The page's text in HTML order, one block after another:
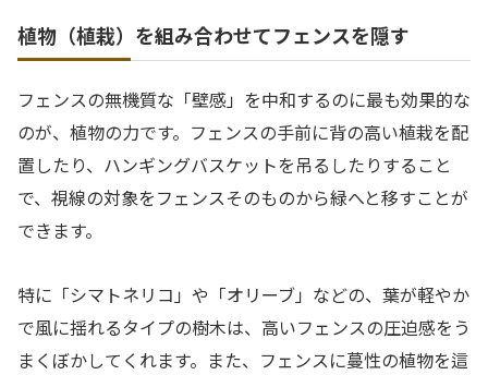
植物（植栽）を組み合わせてフェンスを隠す
フェンスの無機質な「壁感」を中和するのに最も効果的な
のが、植物の力です。フェンスの手前に背の高い植栽を配
置したり、ハンギングバスケットを吊るしたりすること
で、視線の対象をフェンスそのものから緑へと移すことが
できます。
特に「シマトネリコ」や「オリーブ」などの、葉が軽やか
で風に揺れるタイプの樹木は、高いフェンスの圧迫感をう
まくぼかしてくれます。また、フェンスに蔓性の植物を這